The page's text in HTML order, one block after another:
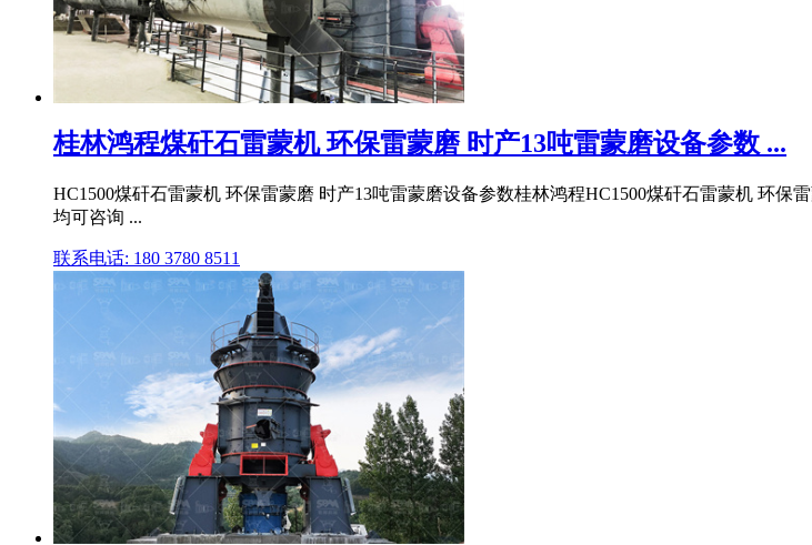
桂林鸿程煤矸石雷蒙机 环保雷蒙磨 时产13吨雷蒙磨设备参数 ...
HC1500煤矸石雷蒙机 环保雷蒙磨 时产13吨雷蒙磨设备参数桂林鸿程HC1500煤矸石雷蒙机 环
均可咨询 ...
联系电话: 180 3780 8511